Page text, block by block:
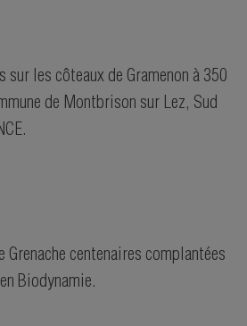
sur les côteaux de Gramenon à 350
de Montbrison sur Lez, Sud
Grenache centenaires complantées
Biodynamie.